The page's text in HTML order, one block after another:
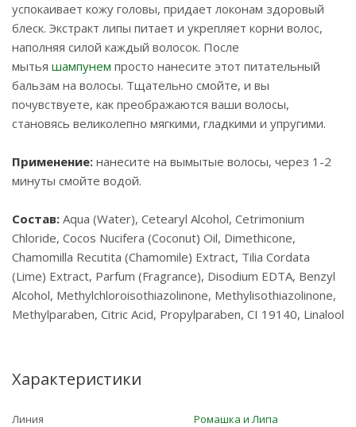
успокаивает кожу головы, придает локонам здоровый
блеск. Экстракт липы питает и укрепляет корни волос,
наполняя силой каждый волосок. После
мытья шампунем просто нанесите этот питательный
бальзам на волосы. Тщательно смойте, и вы
почувствуете, как преображаются ваши волосы,
становясь великолепно мягкими, гладкими и упругими.
Применение: нанесите на вымытые волосы, через 1-2
минуты смойте водой.
Состав: Aqua (Water), Cetearyl Alcohol, Cetrimonium
Chloride, Cocos Nucifera (Coconut) Oil, Dimethicone,
Chamomilla Recutita (Chamomile) Extract, Tilia Cordata
(Lime) Extract, Parfum (Fragrance), Disodium EDTA, Benzyl
Alcohol, Methylchloroisothiazolinone, Methylisothiazolinone,
Methylparaben, Citric Acid, Propylparaben, CI 19140, Linalool
Характеристики
Линия
Ромашка и Липа